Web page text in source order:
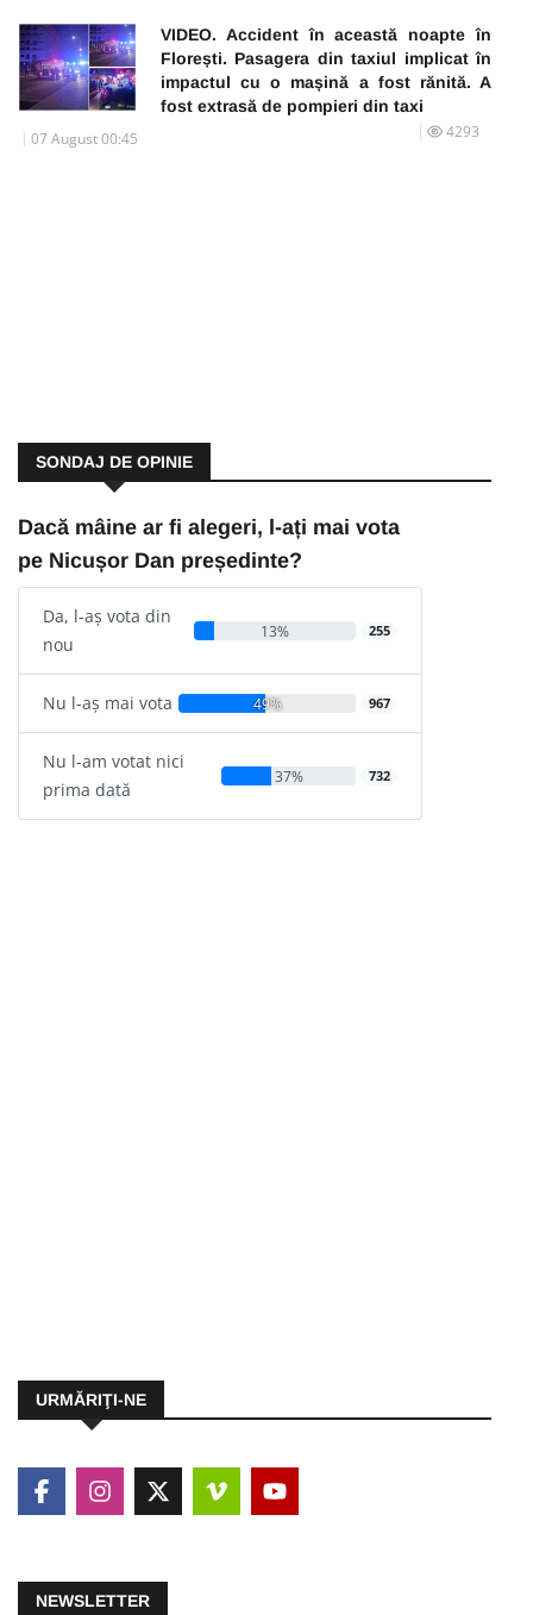
VIDEO. Accident în această noapte în
Florești. Pasagera din taxiul implicat în
impactul cu o mașină a fost rănită. A
fost extrasă de pompieri din taxi
07 August 00:45 4293
SONDAJ DE OPINIE
Dacă mâine ar fi alegeri, l-ați mai vota
pe Nicușor Dan președinte?
Da, l-aș vota din
nou
13% 255
Nu l-aș mai vota 49% 967
Nu l-am votat nici
prima dată
37% 732
URMĂRIŢI-NE
NEWSLETTER